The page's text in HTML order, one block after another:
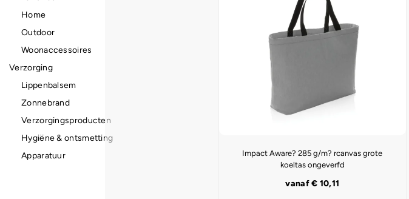
Impact Aware? 285 g/m? rcanvas grote
koeltas ongeverfd
vanaf€ 10,11
Home
Outdoor
Woonaccessoires
Verzorging
Lippenbalsem
Zonnebrand
Verzorgingsproducten
Hygiëne & ontsmetting
Apparatuur